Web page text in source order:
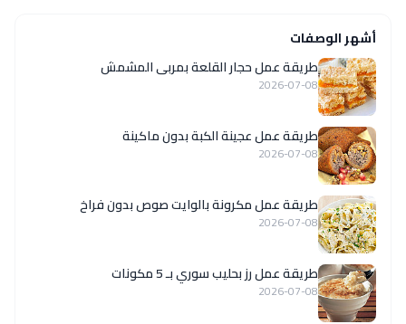
أشهر الوصفات
طريقة عمل حجار القلعة بمربى المشمش
2026-07-08
طريقة عمل عجينة الكبة بدون ماكينة
2026-07-08
طريقة عمل مكرونة بالوايت صوص بدون فراخ
2026-07-08
طريقة عمل رز بحليب سوري بـ 5 مكونات
2026-07-08